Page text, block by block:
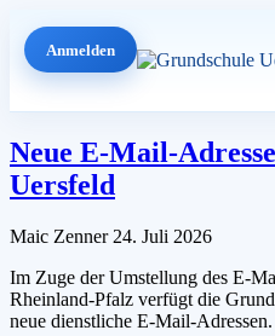
Anmelden
Neue E-Mail-
Uersfeld
Maic Zenner 24. Juli 2026
Im Zuge der Umstellung des E-
Rheinland-Pfalz verfügt die
neue dienstliche E-Mail-Adressen.